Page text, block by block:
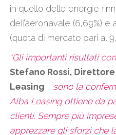
in quello delle energie
dell’aeronavale (6,69%) e
(quota di mercato pari al
“Gli importanti risultati
Stefano Rossi,
Leasing - sono la
Alba Leasing ottiene da
clienti. Sempre più
apprezzare gli sforzi che